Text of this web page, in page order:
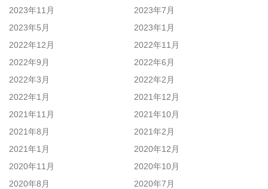
2023年11月
2023年7月
2023年5月
2023年1月
2022年12月
2022年11月
2022年9月
2022年6月
2022年3月
2022年2月
2022年1月
2021年12月
2021年11月
2021年10月
2021年8月
2021年2月
2021年1月
2020年12月
2020年11月
2020年10月
2020年8月
2020年7月